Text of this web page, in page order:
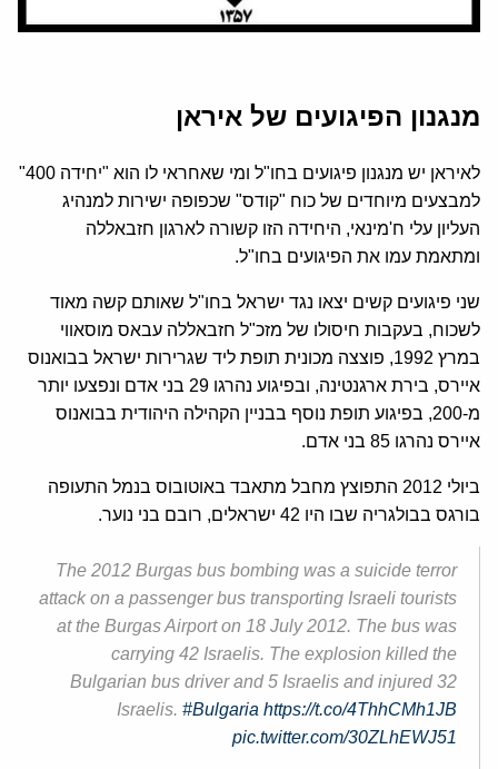
מנגנון הפיגועים של איראן
לאיראן יש מנגנון פיגועים בחו"ל ומי שאחראי לו הוא "יחידה 400"
למבצעים מיוחדים של כוח "קודס" שכפופה ישירות למנהיג
העליון עלי ח'מינאי, היחידה הזו קשורה לארגון חזבאללה
ומתאמת עמו את הפיגועים בחו"ל.
שני פיגועים קשים יצאו נגד ישראל בחו"ל שאותם קשה מאוד
לשכוח, בעקבות חיסולו של מזכ"ל חזבאללה עבאס מוסאווי
במרץ 1992, פוצצה מכונית תופת ליד שגרירות ישראל בבואנוס
איירס, בירת ארגנטינה, ובפיגוע נהרגו 29 בני אדם ונפצעו יותר
מ-200, בפיגוע תופת נוסף בבניין הקהילה היהודית בבואנוס
איירס נהרגו 85 בני אדם.
ביולי 2012 התפוצץ מחבל מתאבד באוטובוס בנמל התעופה
בורגס בבולגריה שבו היו 42 ישראלים, רובם בני נוער.
The 2012 Burgas bus bombing was a suicide terror
attack on a passenger bus transporting Israeli tourists
at the Burgas Airport on 18 July 2012. The bus was
carrying 42 Israelis. The explosion killed the
Bulgarian bus driver and 5 Israelis and injured 32
Israelis. #Bulgaria https://t.co/4ThhCMh1JB
pic.twitter.com/30ZLhEWJ51